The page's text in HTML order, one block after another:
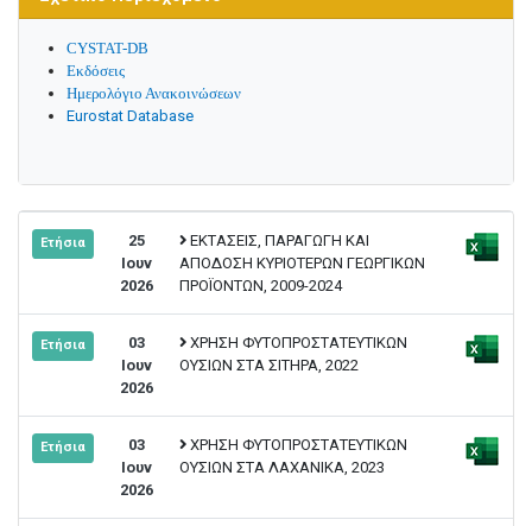
CYSTAT-DB
Εκδόσεις
Ημερολόγιο Ανακοινώσεων
Eurostat Database
Ετήσια
25
Ιουν
2026
ΕΚΤΑΣΕΙΣ, ΠΑΡΑΓΩΓΗ ΚΑΙ
ΑΠΟΔΟΣΗ ΚΥΡΙΟΤΕΡΩΝ ΓΕΩΡΓΙΚΩΝ
ΠΡΟΪΟΝΤΩΝ, 2009-2024
Ετήσια
03
Ιουν
2026
ΧΡΗΣΗ ΦΥΤΟΠΡΟΣΤΑΤΕΥΤΙΚΩΝ
ΟΥΣΙΩΝ ΣΤΑ ΣΙΤΗΡΑ, 2022
Ετήσια
03
Ιουν
2026
ΧΡΗΣΗ ΦΥΤΟΠΡΟΣΤΑΤΕΥΤΙΚΩΝ
ΟΥΣΙΩΝ ΣΤΑ ΛΑΧΑΝΙΚΑ, 2023